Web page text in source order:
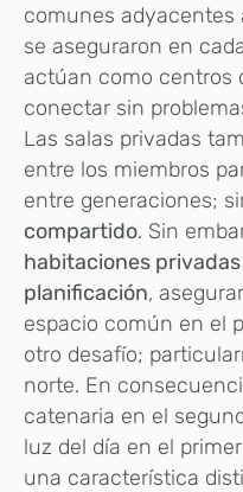
comunes adyacentes
se aseguraron en
actúan como centros
conectar sin
Las salas privadas
entre los miembros
entre generaciones;
compartido. Sin
habitaciones
planificación,
espacio común en el
otro desafío;
norte. En
catenaria en el
luz del día en el
una característica